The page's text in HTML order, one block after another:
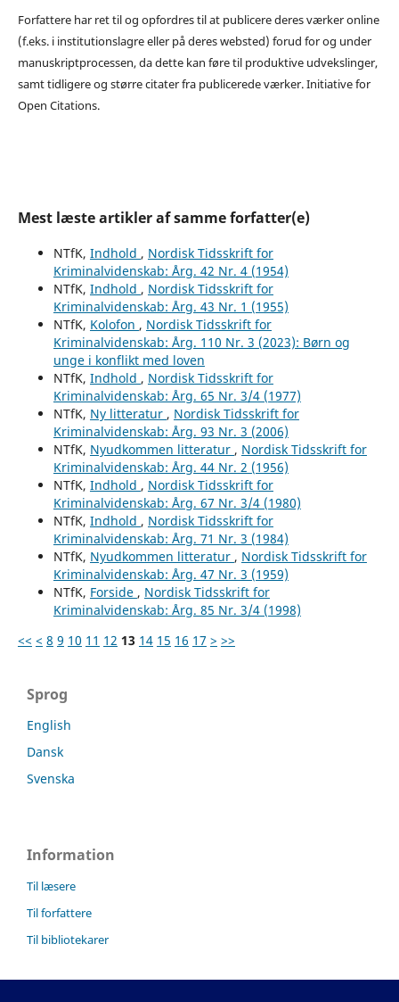
Forfattere har ret til og opfordres til at publicere deres værker online
(f.eks. i institutionslagre eller på deres websted) forud for og under
manuskriptprocessen, da dette kan føre til produktive udvekslinger,
samt tidligere og større citater fra publicerede værker. Initiative for
Open Citations.
Mest læste artikler af samme forfatter(e)
NTfK, Indhold , Nordisk Tidsskrift for
Kriminalvidenskab: Årg. 42 Nr. 4 (1954)
NTfK, Indhold , Nordisk Tidsskrift for
Kriminalvidenskab: Årg. 43 Nr. 1 (1955)
NTfK, Kolofon , Nordisk Tidsskrift for
Kriminalvidenskab: Årg. 110 Nr. 3 (2023): Børn og
unge i konflikt med loven
NTfK, Indhold , Nordisk Tidsskrift for
Kriminalvidenskab: Årg. 65 Nr. 3/4 (1977)
NTfK, Ny litteratur , Nordisk Tidsskrift for
Kriminalvidenskab: Årg. 93 Nr. 3 (2006)
NTfK, Nyudkommen litteratur , Nordisk Tidsskrift for
Kriminalvidenskab: Årg. 44 Nr. 2 (1956)
NTfK, Indhold , Nordisk Tidsskrift for
Kriminalvidenskab: Årg. 67 Nr. 3/4 (1980)
NTfK, Indhold , Nordisk Tidsskrift for
Kriminalvidenskab: Årg. 71 Nr. 3 (1984)
NTfK, Nyudkommen litteratur , Nordisk Tidsskrift for
Kriminalvidenskab: Årg. 47 Nr. 3 (1959)
NTfK, Forside , Nordisk Tidsskrift for
Kriminalvidenskab: Årg. 85 Nr. 3/4 (1998)
<< < 8 9 10 11 12 13 14 15 16 17 > >>
Sprog
English
Dansk
Svenska
Information
Til læsere
Til forfattere
Til bibliotekarer